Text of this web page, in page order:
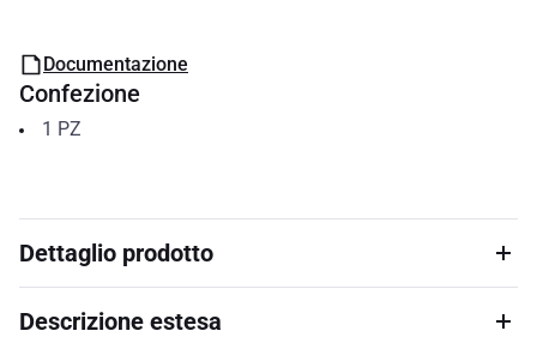
Documentazione
Confezione
1 PZ
Dettaglio prodotto
Descrizione estesa